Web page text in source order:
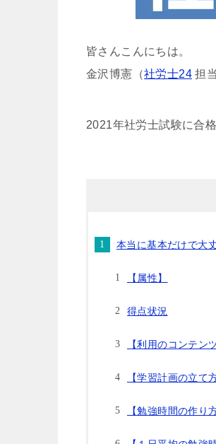
皆さんこんにちは。
金沢博憲（社労士24 担
2021年社労士試験に合
本当に基本だけで大
【属性】
得点状況
【利用のコンテンツ
【学習計画の立て方
【勉強時間の作り方